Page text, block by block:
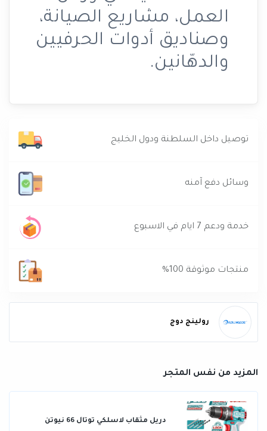
العمل، مشاريع الصيانة،
وصناديق أدوات الحرفيين
والدهّانين.
توصيل داخل السلطنة ودول الخليج
وسائل دفع آمنه
خدمة ودعم 7 ايام في الاسبوع
منتجات موثوقة 100%
رولينج دوج
المزيد من نفس المتجر
دريل مثقاب لاسلكي توتال 66 نيوتن